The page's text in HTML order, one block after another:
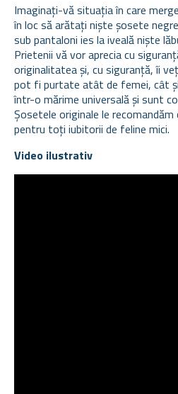
Imaginați-vă situația în care
în loc să arătați niște șosete
sub pantaloni ies la iveală niște
Prietenii vă vor aprecia cu
originalitatea și, cu siguranță, îi
pot fi purtate atât de femei, cât
într-o mărime universală și sunt
Șosetele originale le
pentru toți iubitorii de feline mici.
Video ilustrativ